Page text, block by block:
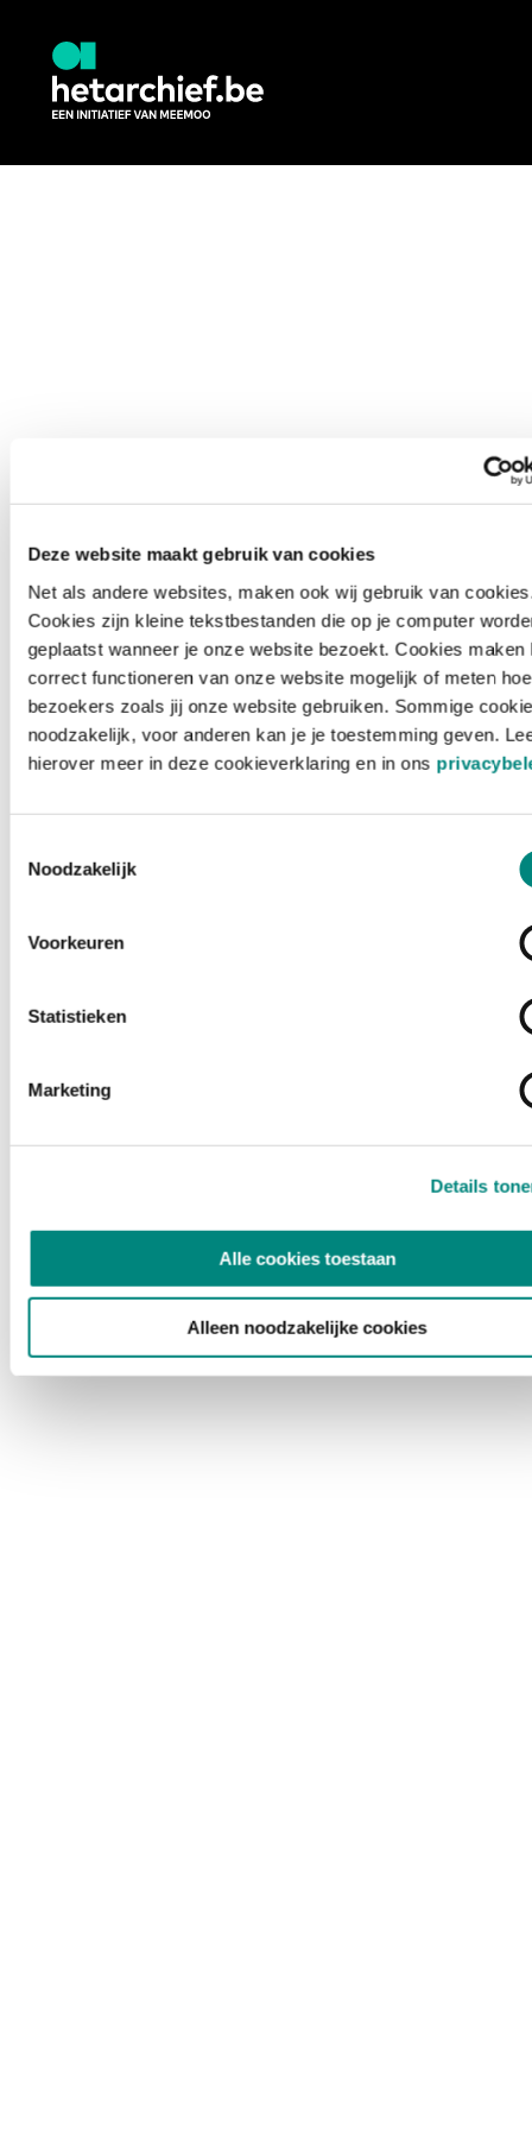
Deze website maakt gebruik van cookies
Net als andere websites, maken ook wij gebruik van
Cookies zijn kleine tekstbestanden die op je computer
geplaatst wanneer je onze website bezoekt. Cookies maken
correct functioneren van onze website mogelijk of meten hoe
bezoekers zoals jij onze website gebruiken. Sommige
noodzakelijk, voor anderen kan je je toestemming geven.
hierover meer in deze cookieverklaring en in ons
Noodzakelijk
Voorkeuren
Statistieken
Marketing
Details
Alle cookies toestaan
Alleen noodzakelijke cookies